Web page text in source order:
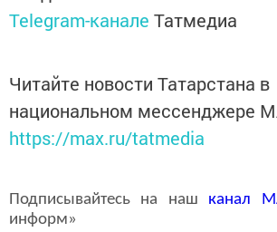
Telegram-канале Татмедиа
Читайте новости Татарстана в
национальном мессенджере
https://max.ru/tatmedia
Подписывайтесь на наш канал
информ»